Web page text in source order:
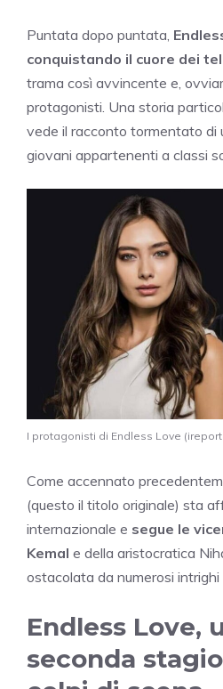
Puntata dopo puntata,
conquistando il cuore dei
trama così avvincente e,
protagonisti. Una storia
vede il racconto tormentato di
giovani appartenenti a classi
I protagonisti di Endless Love
Come accennato
(questo il titolo originale) sta
internazionale e segue le
Kemal e della aristocratica
ostacolata da numerosi intrighi
Endless Love,
seconda